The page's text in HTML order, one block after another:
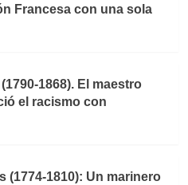
Francesa con una sola
1868). El maestro
el racismo con
(1774-1810): Un marinero